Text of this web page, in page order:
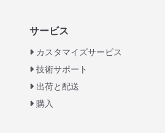
サービス
カスタマイズサービス
技術サポート
出荷と配送
購入